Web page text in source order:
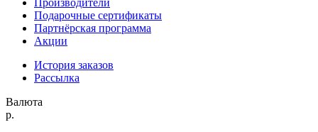
Производители
Подарочные сертификаты
Партнёрская программа
Акции
История заказов
Рассылка
Валюта
р.